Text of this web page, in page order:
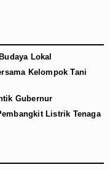
Lokal
Kelompok Tani
Gubernur
Listrik Tenaga